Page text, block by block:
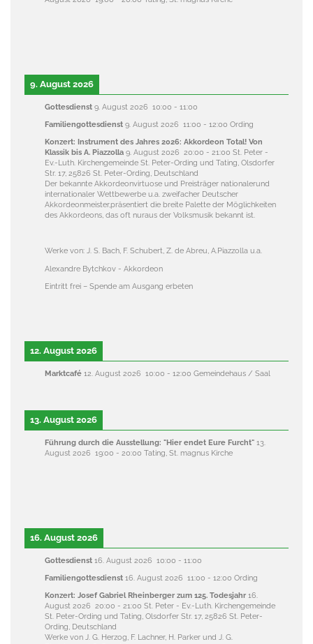
9. August 2026
Gottesdienst 9. August 2026 10:00 - 11:00
Familiengottesdienst 9. August 2026 11:00 - 12:00 Ording
Konzert: Instrument des Jahres 2026: Akkordeon Total! Von
Klassik bis A. Piazzolla 9. August 2026 20:00 - 21:00 St. Peter -
Ev.-Luth. Kirchengemeinde St. Peter-Ording und Tating, Olsdorfer
Str. 17, 25826 St. Peter-Ording, Deutschland
Der bekannte Akkordeonvirtuose und Preisträger nationalerund
internationaler Wettbewerbe u.a. zweifacher Deutscher
Akkordeonmeister,präsentiert die breite Palette der Möglichkeiten
des Akkordeons, das oft nuraus der Volksmusik bekannt ist.
Werke von: J. S. Bach, F. Schubert, Z. de Abreu, A.Piazzolla u.a.
Alexandre Bytchkov - Akkordeon
Eintritt frei – Spende am Ausgang erbeten
12. August 2026
Marktcafé 12. August 2026 10:00 - 12:00 Gemeindehaus / Saal
13. August 2026
Führung durch die Ausstellung: "Hier endet Eure Furcht" 13.
August 2026 19:00 - 20:00 Tating, St. magnus Kirche
16. August 2026
Gottesdienst 16. August 2026 10:00 - 11:00
Familiengottesdienst 16. August 2026 11:00 - 12:00 Ording
Konzert: Josef Gabriel Rheinberger zum 125. Todesjahr 16.
August 2026
20:00 - 21:00 St. Peter - Ev.-Luth. Kirchengemeinde
St. Peter-Ording und Tating, Olsdorfer Str. 17, 25826 St. Peter-
Ording, Deutschland
Werke von J. G. Herzog, F. Lachner, H. Parker und J. G.